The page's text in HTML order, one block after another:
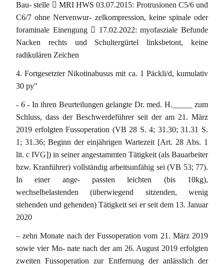
Bau- stelle  MRI HWS 03.07.2015: Protrusionen C5/6 und
C6/7 ohne Nervenwur- zelkompression, keine spinale oder
foraminale Einengung  17.02.2022: myofasziale Befunde
Nacken rechts und Schultergürtel linksbetont, keine
radikulären Zeichen
4. Fortgesetzter Nikotinabusus mit ca. 1 Päckli/d, kumulativ
30 py"
- 6 - In ihren Beurteilungen gelangte Dr. med. H._____ zum
Schluss, dass der Beschwerdeführer seit der am 21. März
2019 erfolgten Fussoperation (VB 28 S. 4; 31.30; 31.31 S.
1; 31.36; Beginn der einjährigen Wartezeit [Art. 28 Abs. 1
lit. c IVG]) in seiner angestammten Tätigkeit (als Bauarbeiter
bzw. Kranführer) vollständig arbeitsunfähig sei (VB 53; 77).
In einer ange- passten leichten (bis 10kg),
wechselbelastenden (überwiegend sitzenden, wenig
stehenden und gehenden) Tätigkeit sei er seit dem 13. Januar
2020
– zehn Monate nach der Fussoperation vom 21. März 2019
sowie vier Mo- nate nach der am 26. August 2019 erfolgten
zweiten Fussoperation zur Entfernung der anlässlich der